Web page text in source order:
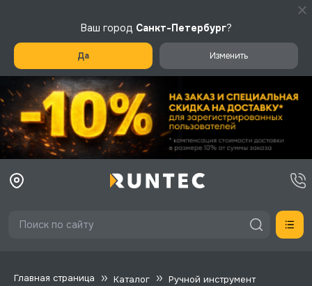
Ваш город Санкт-Петербург?
Да Изменить
Главная страница Каталог
Ручной инструмент